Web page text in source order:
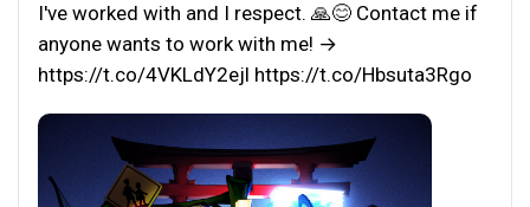
I've worked with and I respect. 🙏😊 Contact me if
anyone wants to work with me! →
https://t.co/4VKLdY2ejl https://t.co/Hbsuta3Rgo